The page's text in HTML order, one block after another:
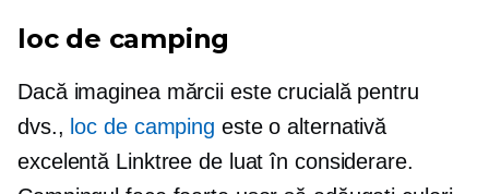
loc de camping
Dacă imaginea mărcii este crucială pentru
dvs., loc de camping este o alternativă
excelentă Linktree de luat în considerare.